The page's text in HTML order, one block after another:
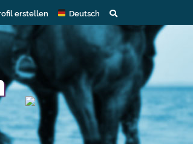
erstellen Deutsch